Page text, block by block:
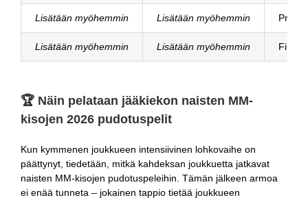
Lisätään myöhemmin Lisätään myöhemmin
Lisätään myöhemmin Lisätään myöhemmin Finaali
🏆 Näin pelataan jääkiekon naisten MM-
kisojen 2026 pudotuspelit
Kun kymmenen joukkueen intensiivinen lohkovaihe on
päättynyt, tiedetään, mitkä kahdeksan joukkuetta jatkavat
naisten MM-kisojen pudotuspeleihin. Tämän jälkeen armoa
ei enää tunneta – jokainen tappio tietää joukkueen